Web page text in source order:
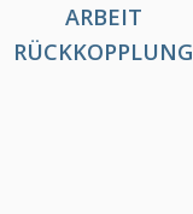
ARBEIT
RÜCKKOPPLUNG